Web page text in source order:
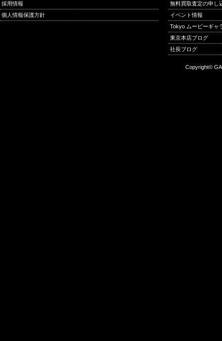
採用情報
個人情報保護方針
無料買取査定の申し
イベント情報
Tokyo ムービーギャ
東京本店ブログ
社長ブログ
Copyright©